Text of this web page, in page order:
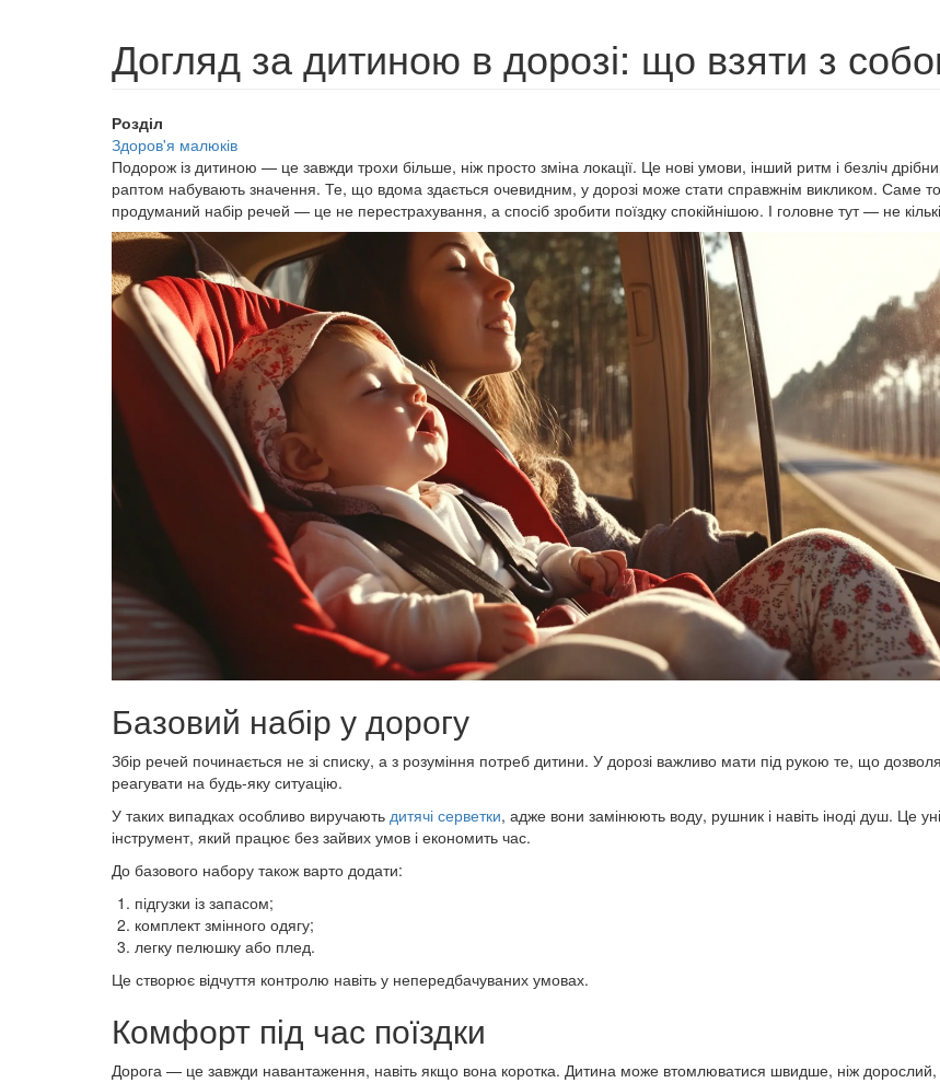
Догляд за дитиною в дорозі: що взяти з
Розділ
Здоров'я малюків
Подорож із дитиною — це завжди трохи більше, ніж просто зміна локації. Це нові умови, інший ритм і безліч
раптом набувають значення. Те, що вдома здається очевидним, у дорозі може стати справжнім викликом. Саме
продуманий набір речей — це не перестрахування, а спосіб зробити поїздку спокійнішою. І головне тут — не
Базовий набір у дорогу
Збір речей починається не зі списку, а з розуміння потреб дитини. У дорозі важливо мати під рукою те, що
реагувати на будь-яку ситуацію.
У таких випадках особливо виручають дитячі серветки, адже вони замінюють воду, рушник і навіть іноді душ. Це
інструмент, який працює без зайвих умов і економить час.
До базового набору також варто додати:
підгузки із запасом;
комплект змінного одягу;
легку пелюшку або плед.
Це створює відчуття контролю навіть у непередбачуваних умовах.
Комфорт під час поїздки
Дорога — це завжди навантаження, навіть якщо вона коротка. Дитина може втомлюватися швидше, ніж